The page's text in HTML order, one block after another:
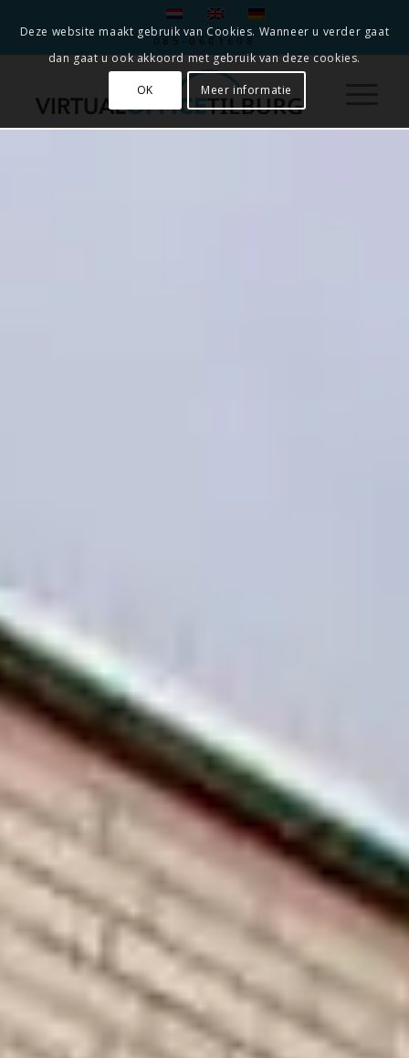
085-0601608
Deze website maakt gebruik van Cookies. Wanneer u verder gaat
dan gaat u ook akkoord met gebruik van deze cookies.
OK Meer informatie